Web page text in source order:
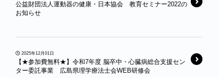
公益財団法人運動器の健康・日本協会 教育セミナー2022の
お知らせ
2025年12月01日
【★参加費無料★】令和7年度 脳卒中・心臓病総合支援セン
ター委託事業 広島県理学療法士会WEB研修会